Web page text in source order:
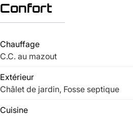
Confort
Chauffage
C.C. au mazout
Extérieur
Châlet de jardin, Fosse septique
Cuisine